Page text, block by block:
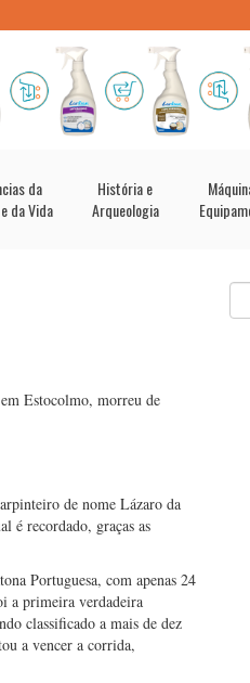
da
da Vida
História e
Arqueologia
Estocolmo, morreu de
de nome Lázaro da
é recordado, graças as
Portuguesa, com apenas 24
a primeira verdadeira
classificado a mais de dez
a vencer a corrida,